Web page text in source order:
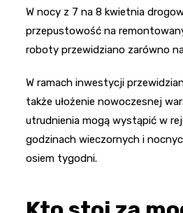
W nocy z 7 na 8 kwietnia
przepustowość na
roboty przewidziano zarówno
W ramach inwestycji
także ułożenie nowoczesnej
utrudnienia mogą wystąpić w
godzinach wieczornych i
osiem tygodni.